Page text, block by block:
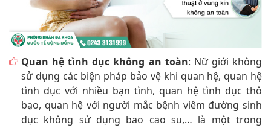
Quan hệ tình dục không an toàn: Nữ giới không
sử dụng các biện pháp bảo vệ khi quan hệ, quan hệ
tình dục với nhiều bạn tình, quan hệ tình dục thô
bạo, quan hệ với người mắc bệnh viêm đường sinh
dục không sử dụng bao cao su,… là một trong
những nguyên nhân chính khiến nữ giới mắc phải
các bệnh viêm nhiễm phụ khoa, trong đó có viêm
âm đạo.